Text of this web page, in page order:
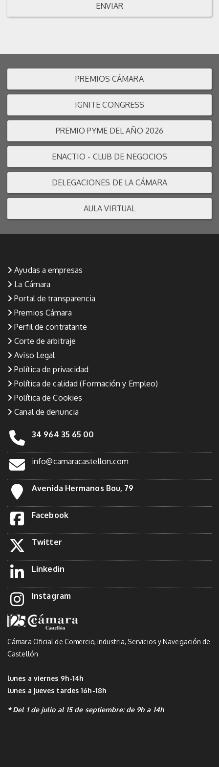
ENVIAR
PREMIOS CÁMARA
IGNITE CONGRESS
PREMIO PYME DEL AÑO 2026
ENACTIO - CLUB DE NEGOCIOS
DELEGACIONES DE LA CÁMARA
AULA VIRTUAL
Ayudas a empresas
La Cámara
Portal de transparencia
Premios Cámara
Perfil de contratante
Corte de arbitraje
Aviso Legal
Política de privacidad
Política de calidad (Formación y Empleo)
Política de Cookies
Canal de denuncia
34 964 35 65 00
info@camaracastellon.com
Avenida Hermanos Bou, 79
Facebook
Twitter
Linkedin
Instagram
Cámara Oficial de Comercio, Industria, Servicios y Navegación de
Castellón
lunes a viernes 9h-14h
lunes a jueves tardes 16h-18h
* Del 1 de julio al 15 de septiembre: de 9h a 14h